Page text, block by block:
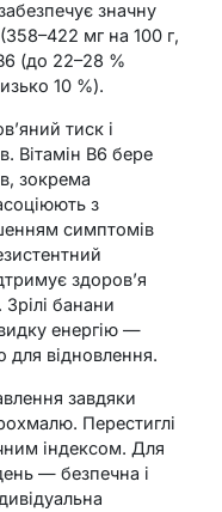
значну
мг на 100 г,
(до 22–28 %
10 %).
тиск і
Вітамін B6 бере
зокрема
з
симптомів
здоров’я
банани
енергію —
для відновлення.
завдяки
Перестиглі
індексом. Для
— безпечна і